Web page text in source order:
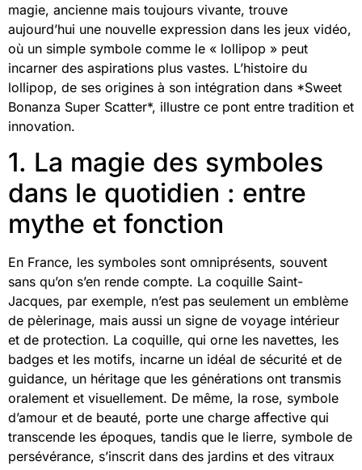
magie, ancienne mais toujours vivante, trouve
aujourd’hui une nouvelle expression dans les jeux vidéo,
où un simple symbole comme le « lollipop » peut
incarner des aspirations plus vastes. L’histoire du
lollipop, de ses origines à son intégration dans *Sweet
Bonanza Super Scatter*, illustre ce pont entre tradition et
innovation.
1. La magie des symboles
dans le quotidien : entre
mythe et fonction
En France, les symboles sont omniprésents, souvent
sans qu’on s’en rende compte. La coquille Saint-
Jacques, par exemple, n’est pas seulement un emblème
de pèlerinage, mais aussi un signe de voyage intérieur
et de protection. La coquille, qui orne les navettes, les
badges et les motifs, incarne un idéal de sécurité et de
guidance, un héritage que les générations ont transmis
oralement et visuellement. De même, la rose, symbole
d’amour et de beauté, porte une charge affective qui
transcende les époques, tandis que le lierre, symbole de
persévérance, s’inscrit dans des jardins et des vitraux